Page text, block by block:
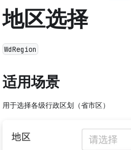
地区选择
WdRegion
适用场景
用于选择各级行政区划（省市区）